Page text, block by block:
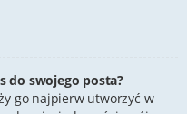
do swojego posta?
go najpierw utworzyć w